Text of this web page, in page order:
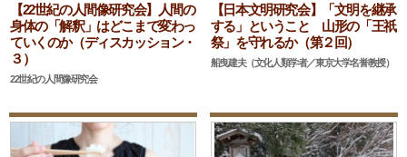
【22世紀の人間像研究会】人間の
身体の「解釈」はどこまで変わっ
ていくのか（ディスカッション・
３）
22世紀の人間像研究会
【日本文明研究会】「文明を継承
する」ということ 山形の「王祇
祭」を守れるか（第２回）
船曳建夫（文化人類学者／東京大学名誉教授）